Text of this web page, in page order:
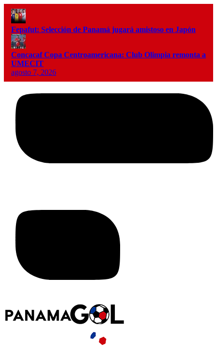
Fepafut: Selección de Panamá jugará amistoso en Japón
Concacaf Copa Centroamericana: Club Olimpia remonta a
UMECIT
agosto 7, 2026